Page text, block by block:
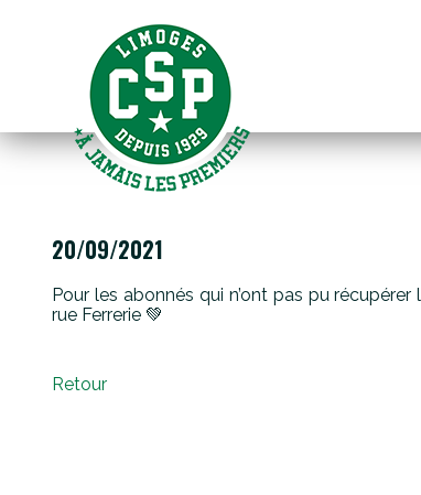
20/09/2021
Pour les abonnés qui n’ont pas pu
rue Ferrerie 💚
Retour